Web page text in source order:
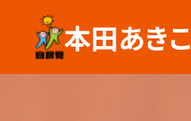
本田あきこ